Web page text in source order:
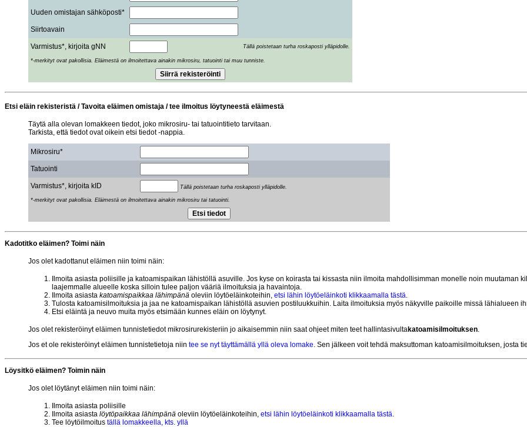
Uuden omistajan sähköposti*
Siirtoavain
Varmistus*, kirjoita gNN Tällä poistetaan turha roskaposti ylläpidolle.
*-merkityt ovat pakollisia. Eläimestä on ilmoitettava ainakin mikrosiru, tatuointi tai muu tunniste.
Etsi eläin rekisteristä / Tavoita eläimen omistaja / tee ilmoitus löytyneestä eläimestä
Täytä alla olevan lomakkeen tiedot, joko mikrosiru- tai tatuointitieto tarvitaan.
Tarkista, että tiedot ovat oikein etsi tiedot -nappia.
Mikrosiru*
Tatuointi
Varmistus*, kirjoita kID Tällä poistetaan turha roskaposti ylläpidolle.
*-merkityt ovat pakollisia. Eläimestä on ilmoitettava ainakin mikrosiru tai tatuointi.
Kadotitko eläimen? Toimi näin
Jos olet kadottanut eläimen niin toimi näin:
Ilmoita asiasta poliisille ja katoamispaikan lähistöllä asuville. Jos kyse on koirasta tai kissasta niin ilmoita mahdollisimman monelle noin muutaman
laajemmalle alueelle koska silloin tulee paljon vääriä ilmoituksia ja havaintoja.
Ilmoita asiasta katoamispaikkaa lähimpänä oleviin löytöeläinkoteihin, etsi lähin löytöeläinkoti klikkaamalla tästä.
Tulosta katoamisilmoituksia ja jaa ne katoamispaikan lähistöllä asuvien postiluukkuihin. Laita ilmoituksia myös näkyville paikoille missä lähialueen
Etsi eläintä ja neuvo muita myös etsimään kunnes eläin on löytynyt.
Jos olet rekisteröinyt eläimen tunnistetiedot mikrosirurekisteriin jo aikaisemmin niin saat ohjeet miten teet hallintasivultakatoamisilmoituksen.
Jos et ole rekisteröinyt eläimen tunnistetietoja niin tee se nyt täyttämällä yllä oleva lomake. Sen jälkeen voit tehdä maksuttoman katoamisilmoituksen, josta
Löysitkö eläimen? Toimin näin
Jos olet löytänyt eläimen niin toimi näin:
Ilmoita asiasta poliisille
Ilmoita asiasta löytöpaikkaa lähimpänä oleviin löytöeläinkoteihin, etsi lähin löytöeläinkoti klikkaamalla tästä.
Tee löytöilmoitus tällä lomakkeella, kts. yllä